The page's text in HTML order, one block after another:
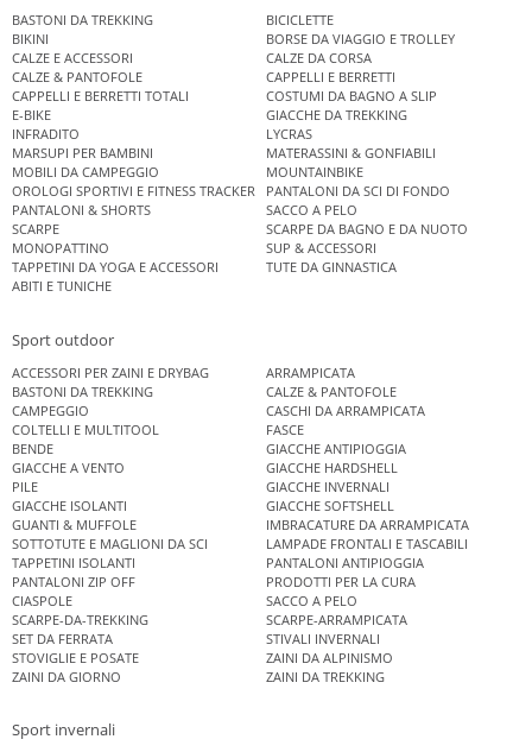
BASTONI DA TREKKING
BICICLETTE
BIKINI
BORSE DA VIAGGIO E TROLLEY
CALZE E ACCESSORI
CALZE DA CORSA
CALZE & PANTOFOLE
CAPPELLI E BERRETTI
CAPPELLI E BERRETTI TOTALI
COSTUMI DA BAGNO A SLIP
E-BIKE
GIACCHE DA TREKKING
INFRADITO
LYCRAS
MARSUPI PER BAMBINI
MATERASSINI & GONFIABILI
MOBILI DA CAMPEGGIO
MOUNTAINBIKE
OROLOGI SPORTIVI E FITNESS TRACKER
PANTALONI DA SCI DI FONDO
PANTALONI & SHORTS
SACCO A PELO
SCARPE
SCARPE DA BAGNO E DA NUOTO
MONOPATTINO
SUP & ACCESSORI
TAPPETINI DA YOGA E ACCESSORI
TUTE DA GINNASTICA
ABITI E TUNICHE
Sport outdoor
ACCESSORI PER ZAINI E DRYBAG
ARRAMPICATA
BASTONI DA TREKKING
CALZE & PANTOFOLE
CAMPEGGIO
CASCHI DA ARRAMPICATA
COLTELLI E MULTITOOL
FASCE
BENDE
GIACCHE ANTIPIOGGIA
GIACCHE A VENTO
GIACCHE HARDSHELL
PILE
GIACCHE INVERNALI
GIACCHE ISOLANTI
GIACCHE SOFTSHELL
GUANTI & MUFFOLE
IMBRACATURE DA ARRAMPICATA
SOTTOTUTE E MAGLIONI DA SCI
LAMPADE FRONTALI E TASCABILI
TAPPETINI ISOLANTI
PANTALONI ANTIPIOGGIA
PANTALONI ZIP OFF
PRODOTTI PER LA CURA
CIASPOLE
SACCO A PELO
SCARPE-DA-TREKKING
SCARPE-ARRAMPICATA
SET DA FERRATA
STIVALI INVERNALI
STOVIGLIE E POSATE
ZAINI DA ALPINISMO
ZAINI DA GIORNO
ZAINI DA TREKKING
Sport invernali